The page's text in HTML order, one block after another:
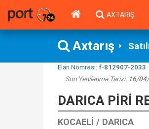
AXTARIŞ
Axtarış
Elan Nömrəsi: f-812907-2033
Son Yenilənmə Tarixi: 16/
DARICA PIRI
KOCAELI / DARICA